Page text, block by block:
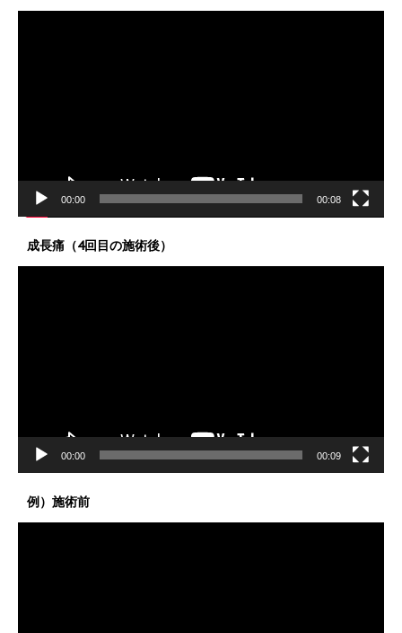
00:00 00:08
成長痛（4回目の施術後）
00:00 00:09
例）施術前